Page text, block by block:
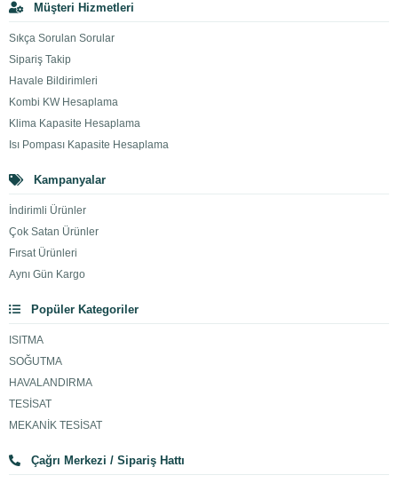
Müşteri Hizmetleri
Sıkça Sorulan Sorular
Sipariş Takip
Havale Bildirimleri
Kombi KW Hesaplama
Klima Kapasite Hesaplama
Isı Pompası Kapasite Hesaplama
Kampanyalar
İndirimli Ürünler
Çok Satan Ürünler
Fırsat Ürünleri
Aynı Gün Kargo
Popüler Kategoriler
ISITMA
SOĞUTMA
HAVALANDIRMA
TESİSAT
MEKANİK TESİSAT
Çağrı Merkezi / Sipariş Hattı